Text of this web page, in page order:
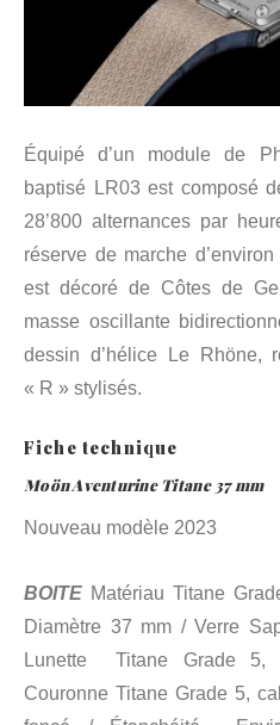
Équipé d’un module de
baptisé LR03 est composé
28’800 alternances par
réserve de marche
est décoré de Côtes de
masse oscillante
dessin d’hélice Le Rhöne,
« R » stylisés.
Fiche technique
Moön Aventurine Titane 37 mm
Nouveau modèle 2023
BOITE Matériau Titane
Diamètre 37 mm / Verre
Lunette Titane Grade 5,
Couronne Titane Grade 5,